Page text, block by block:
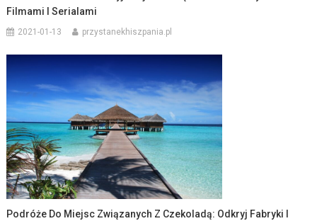
Filmami I Serialami
2021-01-13 przystanekhiszpania.pl
Podróże Do Miejsc Związanych Z Czekoladą: Odkryj Fabryki I